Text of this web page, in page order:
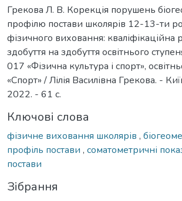
Грекова Л. В. Корекція порушень
профілю постави школярів 12-13-ти
фізичного виховання: кваліфікаційна
здобуття на здобуття освітнього
017 «Фізична культура і спорт»,
«Спорт» / Лілія Василівна Грекова. -
2022. - 61 с.
Ключові слова
фізичне виховання школярів ,
профіль постави , соматометричні
постави
Зібрання